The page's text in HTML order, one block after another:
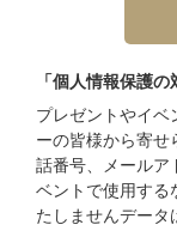
「個人情報保護の
プレゼントやイベ
ーの皆様から寄せ
話番号、メールア
ベントで使用する
たしませんデータ